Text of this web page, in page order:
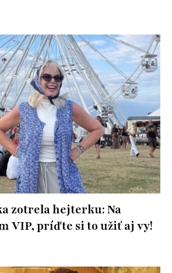
zotrela hejterku: Na
VIP, príďte si to užiť aj vy!